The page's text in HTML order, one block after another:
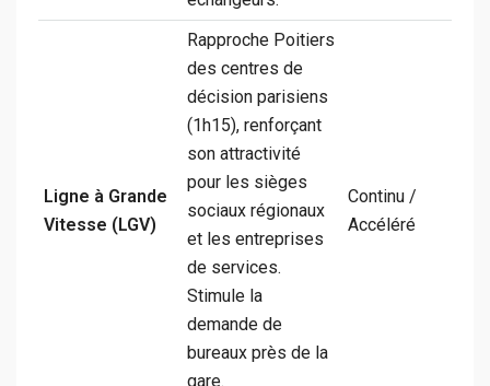
Ligne à Grande
Vitesse (LGV)
Rapproche Poitiers
des centres de
décision parisiens
(1h15), renforçant
son attractivité
pour les sièges
sociaux régionaux
et les entreprises
de services.
Stimule la
demande de
bureaux près de la
gare.
Continu /
Accéléré